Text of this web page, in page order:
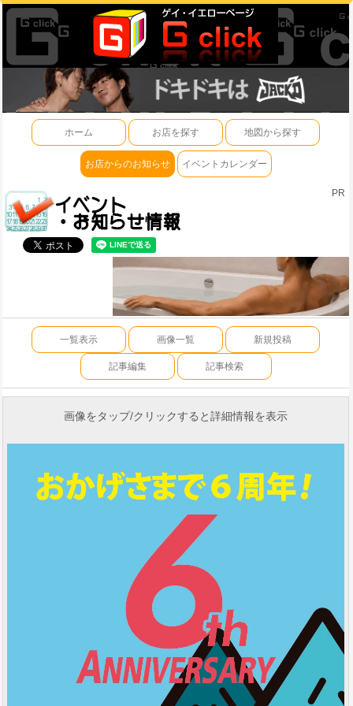
ホーム お店を探す 地図から探す
お店からのお知らせ イベントカレンダー
PR
一覧表示 画像一覧 新規投稿
記事編集 記事検索
画像をタップ/クリックすると詳細情報を表示